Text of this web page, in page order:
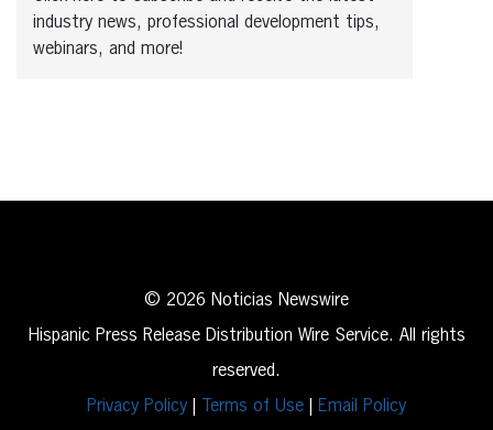
industry news, professional development tips,
webinars, and more!
© 2026 Noticias Newswire
Hispanic Press Release Distribution Wire Service. All rights
reserved.
Privacy Policy
Terms of Use Email Policy